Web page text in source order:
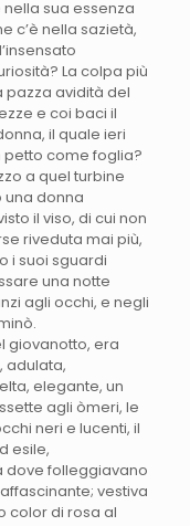
sua essenza
c’è nella sazietà,
La colpa più
avidità del
e coi baci il
il quale ieri
petto come foglia?
a quel turbine
una donna
il viso, di cui non
riveduta mai più,
i suoi sguardi
una notte
agli occhi, e negli
giovanotto, era
adulata,
elegante, un
agli òmeri, le
neri e lucenti, il
esile,
dove folleggiavano
vestiva
color di rosa al